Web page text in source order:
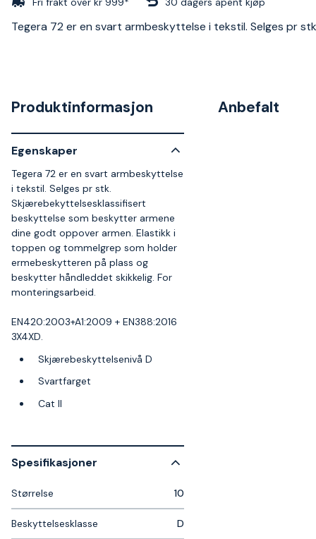
Tegera 72 er en svart armbeskyttelse i tekstil. Selges pr
Produktinformasjon
Egenskaper
Tegera 72 er en svart armbeskyttelse
i tekstil. Selges pr stk.
Skjærebekyttelsesklassifisert
beskyttelse som beskytter armene
dine godt oppover armen. Elastikk i
toppen og tommelgrep som holder
ermebeskytteren på plass og
beskytter håndleddet skikkelig. For
monteringsarbeid.
EN420:2003+A1:2009 + EN388:2016
3X4XD.
Skjærebeskyttelsenivå D
Svartfarget
Cat II
Spesifikasjoner
Størrelse 10
Beskyttelsesklasse D
Anbefalt